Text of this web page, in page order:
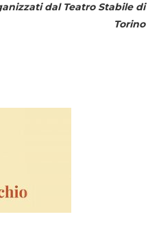
dal Teatro Stabile di
Torino